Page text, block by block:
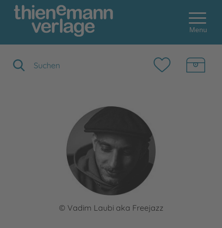
Menu
© Vadim Laubi aka Freejazz